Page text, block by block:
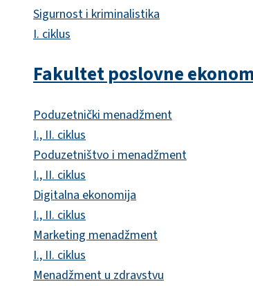
Sigurnost i kriminalistika
I. ciklus
Fakultet poslovne
Poduzetnički menadžment
I., II. ciklus
Poduzetništvo i menadžment
I., II. ciklus
Digitalna ekonomija
I., II. ciklus
Marketing menadžment
I., II. ciklus
Menadžment u zdravstvu